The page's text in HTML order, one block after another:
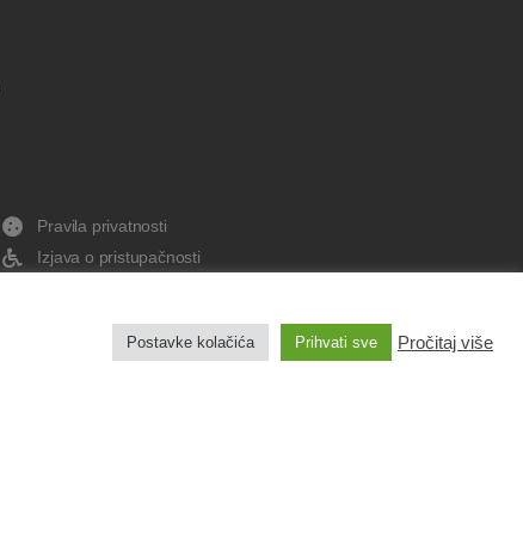
Pravila privatnosti
Izjava o pristupačnosti
Postavke kolačića Prihvati sve Pročitaj više